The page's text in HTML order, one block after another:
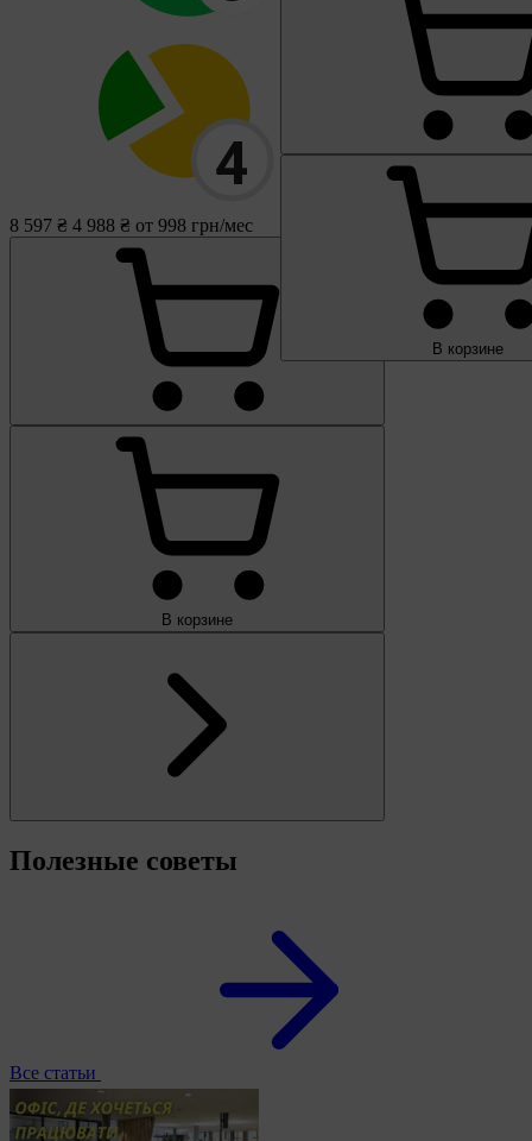
8 597 ₴ 4 988 ₴ от 998 грн/мес
В корзине
В корзине
Полезные советы
Все статьи